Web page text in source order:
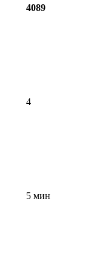
4089
4
5 мин